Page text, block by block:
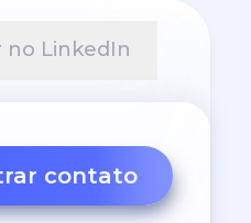
no LinkedIn
contato